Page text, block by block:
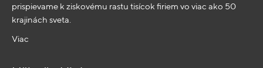
prispievame k ziskovému rastu tisícok firiem vo viac ako 50
krajinách sveta.
Viac